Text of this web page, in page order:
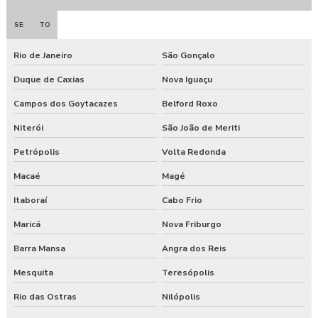
Clínica exame admissional guarapuava
Clinica exame admissional em pinhão
Clinica exame admissional em turvo
Clínica para fazer exame aso
Clínica de medicina do trabalho
Consultoria ambiental e segurança do trabalho
Consultoria empresarial paraná
Consultoria higiene ocupacional
Consultoria saúde e segurança do trabalho
Consultoria segurança do trabalho
SE TO
Rio de Janeiro São Gonçalo
Duque de Caxias Nova Iguaçu
Campos dos Goytacazes Belford Roxo
Niterói São João de Meriti
Petrópolis Volta Redonda
Macaé Magé
Itaboraí Cabo Frio
Maricá Nova Friburgo
Barra Mansa Angra dos Reis
Mesquita Teresópolis
Rio das Ostras Nilópolis